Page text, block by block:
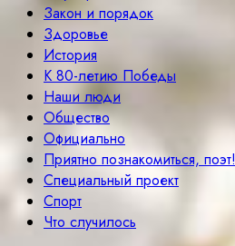
Закон и порядок
Здоровье
История
К 80-летию Победы
Наши люди
Общество
Официально
Приятно познакомиться, поэт!
Специальный проект
Спорт
Что случилось